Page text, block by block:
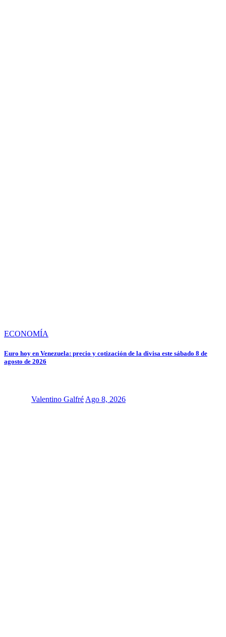
ECONOMÍA
Euro hoy en Venezuela: precio y cotización de la divisa este sábado 8 de
agosto de 2026
Valentino Galfré Ago 8, 2026